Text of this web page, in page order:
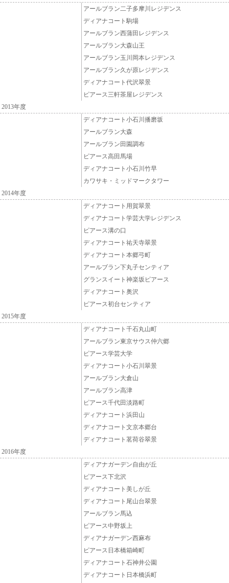
アールブラン二子多摩川レジデンス
ディアナコート駒場
アールブラン西蒲田レジデンス
アールブラン大森山王
アールブラン玉川岡本レジデンス
アールブラン久が原レジデンス
ディアナコート代沢翠景
ピアース三軒茶屋レジデンス
2013年度
ディアナコート小石川播磨坂
アールブラン大森
アールブラン田園調布
ピアース高田馬場
ディアナコート小石川竹早
カワサキ・ミッドマークタワー
2014年度
ディアナコート用賀翠景
ディアナコート学芸大学レジデンス
ピアース溝の口
ディアナコート祐天寺翠景
ディアナコート本郷弓町
アールブラン下丸子センティア
グランスイート神楽坂ピアース
ディアナコート奥沢
ピアース初台センティア
2015年度
ディアナコート千石丸山町
アールブラン東京サウス仲六郷
ピアース学芸大学
ディアナコート小石川翠景
アールブラン大倉山
アールブラン高津
ピアース千代田淡路町
ディアナコート浜田山
ディアナコート文京本郷台
ディアナコート茗荷谷翠景
2016年度
ディアナガーデン自由が丘
ピアース下北沢
ディアナコート美しが丘
ディアナコート尾山台翠景
アールブラン馬込
ピアース中野坂上
ディアナガーデン西麻布
ピアース日本橋箱崎町
ディアナコート石神井公園
ディアナコート日本橋浜町